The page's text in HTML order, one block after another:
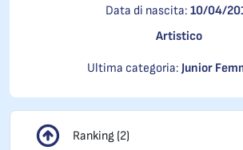
Data di nascita: 10/04/
Artistico
Ultima categoria: Junior
Ranking (2)